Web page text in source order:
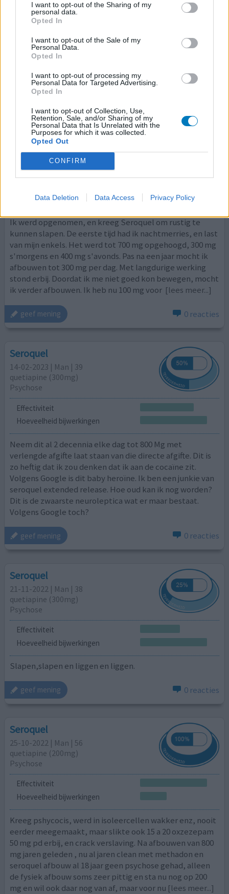
I want to opt-out of the Sharing of my
personal data.
Opted In
I want to opt-out of the Sale of my
Personal Data.
Opted In
I want to opt-out of processing my
Personal Data for Targeted Advertising.
Opted In
I want to opt-out of Collection, Use,
Retention, Sale, and/or Sharing of my
Personal Data that Is Unrelated with the
Purposes for which it was collected.
Opted Out
CONFIRM
Data Deletion Data Access Privacy Policy
Effectiviteit
Na hoelang gebruik heeft deze medicijn quetiapine jou
geef mening
Seroquel
23-02-2023 | Vrouw | 66
quetiapine (150mg)
Hoeveelheid bijwerkingen
Ik werd opgenomen, en kreeg Seroquel om rustig te
kunnen slapen. De eerste tijd had ik nachtmerries, en last
van mijn enkels. Het werd tot 700 mg opgehoogd, 300 mg
s'morgens en 400 mg s'avonds. Pas na een jaar mocht ik
afbouwen tot 300 mg per dag. Met langdurige werking
stond erbij. Doordat ik me niet goed kon bewegen, mocht
ik verder afbouwen. Ik heb nu 100 mg voor [lees meer...]
geef mening 0 reacties
Seroquel
14-02-2023 | Man | 39
quetiapine (300mg)
Psychose
Effectiviteit
Hoeveelheid bijwerkingen
Neem dit al 2 decennia elke dag tot 800 Mg met
verlengde afgifte laat staan van die directe afgifte. Dit is
zo heftig dat ik zou denken dat ik aan de cocaïne zit.
Volgens Google is dit baby heroïne. Ik ben een junkie van
seroquel extended release. Hoe oud kan ik nog worden?
Dit is de zwaarste neuroleptica wat er maar bestaat.
Volgens Google toch?
geef mening 0 reacties
Seroquel
21-11-2022 | Man | 38
quetiapine (300mg)
Psychose
Effectiviteit
Hoeveelheid bijwerkingen
Slapen,slapen en liggen en liggen.
geef mening 0 reacties
Seroquel
25-10-2022 | Man | 56
quetiapine (200mg)
Psychose
Effectiviteit
Hoeveelheid bijwerkingen
Kreeg pshycocis, werd in isoleercellen wakker enz, nooit
eerder meegemaakt, maar slikte ook 15 a 20 oxzezepam
50 mg pd erbij, en crack verslaving. Na afbouwen van 800
mg jaren geleden , nu al jaren clean met methadon en
seroquel afbouw al 18 jaar geen psychose gehad, alleen
de fysiek afbouw soms zeer pittig en sta nu nog op 200
mg en wil ook daar nog van af, maar voor nu [lees meer...]